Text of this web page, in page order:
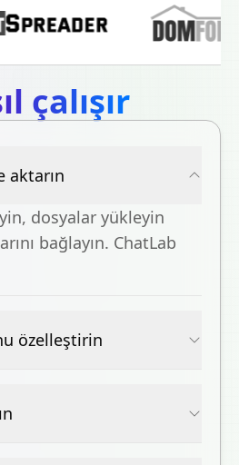
çalışır
aktarın
dosyalar yükleyin
bağlayın. ChatLab
özelleştirin